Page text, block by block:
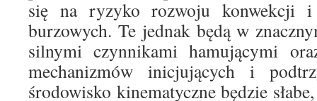
się na ryzyko rozwoju konwekcji
burzowych. Te jednak będą w
silnymi czynnikami hamującymi
mechanizmów inicjujących i
środowisko kinematyczne będzie